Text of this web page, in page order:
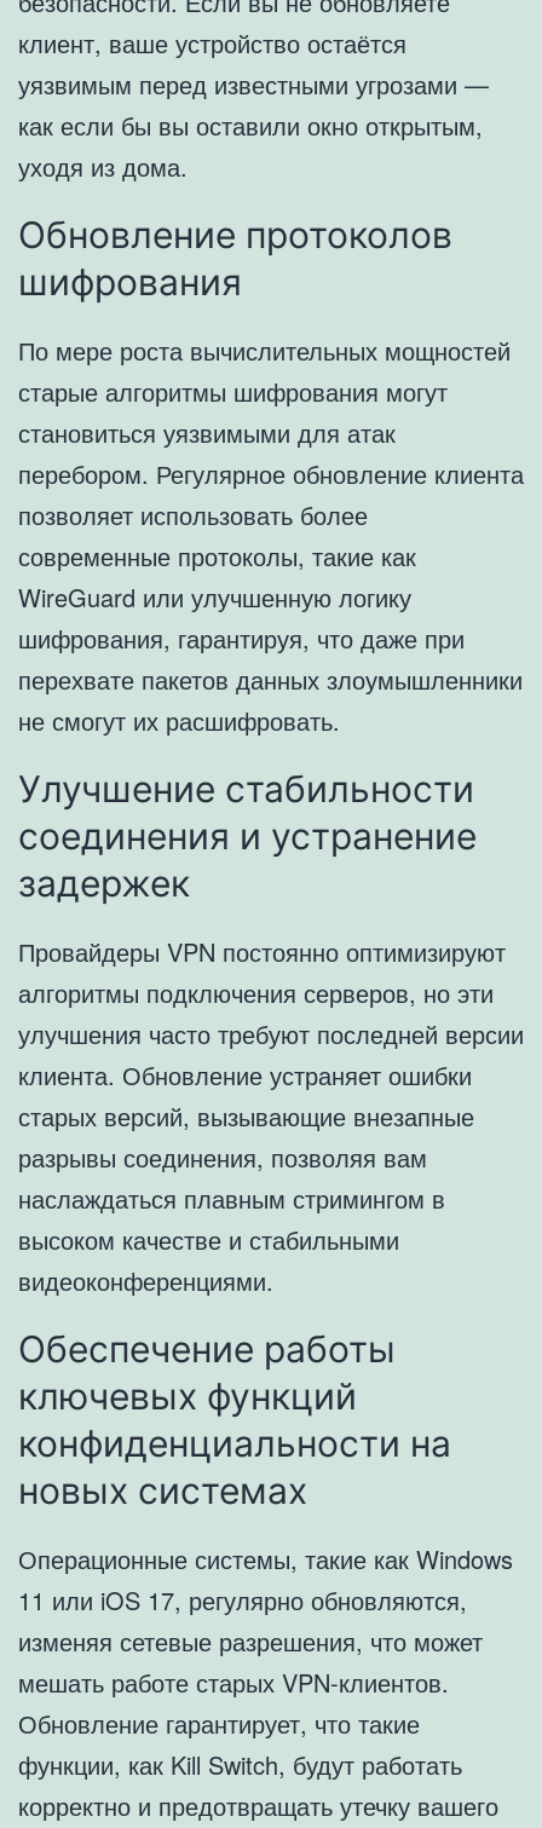
клиент, ваше устройство остаётся
уязвимым перед известными угрозами —
как если бы вы оставили окно открытым,
уходя из дома.
Обновление протоколов
шифрования
По мере роста вычислительных мощностей
старые алгоритмы шифрования могут
становиться уязвимыми для атак
перебором. Регулярное обновление клиента
позволяет использовать более
современные протоколы, такие как
WireGuard или улучшенную логику
шифрования, гарантируя, что даже при
перехвате пакетов данных злоумышленники
не смогут их расшифровать.
Улучшение стабильности
соединения и устранение
задержек
Провайдеры VPN постоянно оптимизируют
алгоритмы подключения серверов, но эти
улучшения часто требуют последней версии
клиента. Обновление устраняет ошибки
старых версий, вызывающие внезапные
разрывы соединения, позволяя вам
наслаждаться плавным стримингом в
высоком качестве и стабильными
видеоконференциями.
Обеспечение работы
ключевых функций
конфиденциальности на
новых системах
Операционные системы, такие как Windows
11 или iOS 17, регулярно обновляются,
изменяя сетевые разрешения, что может
мешать работе старых VPN-клиентов.
Обновление гарантирует, что такие
функции, как Kill Switch, будут работать
корректно и предотвращать утечку вашего